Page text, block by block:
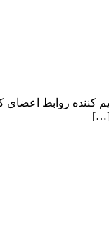
روابط اعضای
[…]